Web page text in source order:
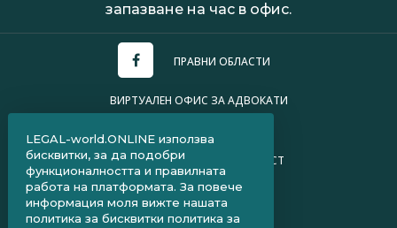
запазване на час в офис.
ПРАВНИ ОБЛАСТИ
ВИРТУАЛЕН ОФИС ЗА АДВОКАТИ
ПОЛИТИКА ЗА ПОВЕРИТЕЛНОСТ
ЧЗВ ЗА КЛИЕНТИ
ЧЗВ ЗА АДВОКАТИ
LEGAL-world.ONLINE използва
бисквитки, за да подобри
функционалността и правилната
работа на платформата. За повече
информация моля вижте нашата
политика за бисквитки политика за